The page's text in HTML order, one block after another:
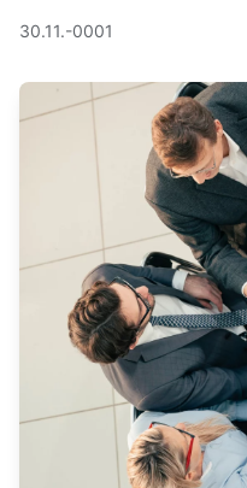
30.11.-0001